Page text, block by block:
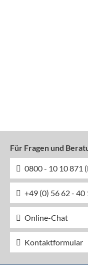
Für Fragen und
0800 - 10 10 871
+49 (0) 56 62 - 40
Online-Chat
Kontaktformular